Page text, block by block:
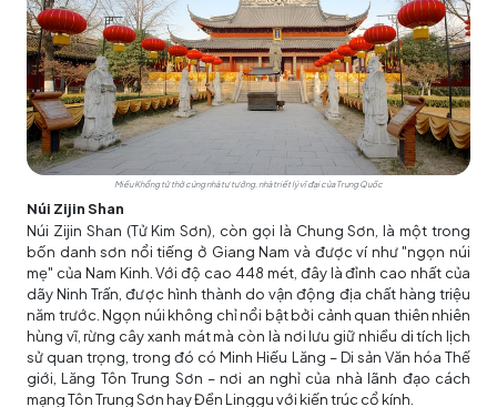
Miếu Khổng tử thờ cúng nhà tư tưởng, nhà triết lý vĩ đại của Trung Quốc
Núi Zijin Shan
Núi Zijin Shan (Tử Kim Sơn), còn gọi là Chung Sơn, là một trong
bốn danh sơn nổi tiếng ở Giang Nam và được ví như "ngọn núi
mẹ" của Nam Kinh. Với độ cao 448 mét, đây là đỉnh cao nhất của
dãy Ninh Trấn, được hình thành do vận động địa chất hàng triệu
năm trước. Ngọn núi không chỉ nổi bật bởi cảnh quan thiên nhiên
hùng vĩ, rừng cây xanh mát mà còn là nơi lưu giữ nhiều di tích lịch
sử quan trọng, trong đó có Minh Hiếu Lăng – Di sản Văn hóa Thế
giới, Lăng Tôn Trung Sơn – nơi an nghỉ của nhà lãnh đạo cách
mạng Tôn Trung Sơn hay Đền Linggu với kiến trúc cổ kính.